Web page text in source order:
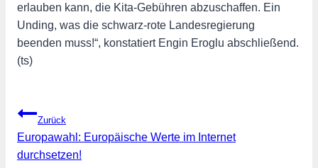
erlauben kann, die Kita-Gebühren abzuschaffen. Ein
Unding, was die schwarz-rote Landesregierung
beenden muss!“, konstatiert Engin Eroglu abschließend.
(ts)
Beitragsnavigation
Zurück
Europawahl: Europäische Werte im Internet
durchsetzen!